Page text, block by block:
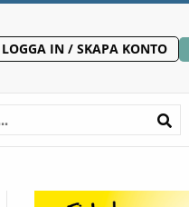
LOGGA IN / SKAPA KONTO